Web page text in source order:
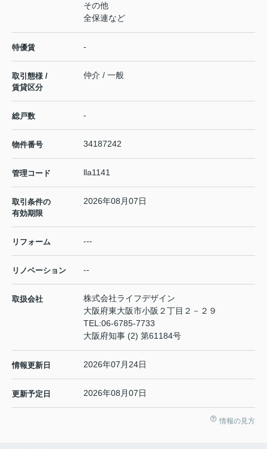
その他
全保連など
特優賃 -
取引態様 /
賃貸区分
仲介 / 一般
総戸数 -
物件番号 34187242
管理コード lla1141
取引条件の
有効期限
2026年08月07日
リフォーム ---
リノベーション --
取扱会社
株式会社ライフデザイン
大阪府東大阪市小阪２丁目２－２９
TEL:06-6785-7733
大阪府知事 (2) 第61184号
情報更新日 2026年07月24日
更新予定日 2026年08月07日
情報の見方